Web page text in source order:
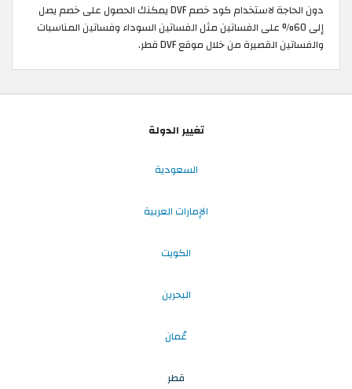
دون الحاجة لاستخدام كود خصم DVF يمكنك الحصول على خصم يصل
إلى 60% على الفساتين مثل الفساتين السوداء وفساتين المناسبات
والفساتين القصيرة من خلال موقع DVF قطر.
تغيير الدولة
السعودية
الإمارات العربية
الكويت
البحرين
عُمان
قطر